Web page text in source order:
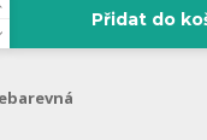
Přidat do